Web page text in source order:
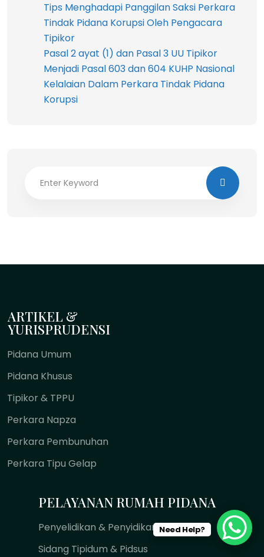
Tips Menghadapi Panggilan Saksi Perkara
Tindak Pidana Korupsi Oleh Pengacara
Tipikor
Pasal 2 ayat (1) dan Pasal 3 UU Tipikor
Menjadi Pasal 603 dan 604 KUHP Nasional
Kelalaian Dalam Perkara Tindak Pidana
Korupsi
ARTIKEL &
YURISPRUDENSI
Pidana Umum
Pidana Khusus
Tipikor & TPPU
Perkara Napza
Perkara Pembunuhan
Perkara Tipu Gelap
PELAYANAN RUMAH PIDANA
Penyelidikan & Penyidikan
Sidang Tipidum & Pidsus
Need Help?